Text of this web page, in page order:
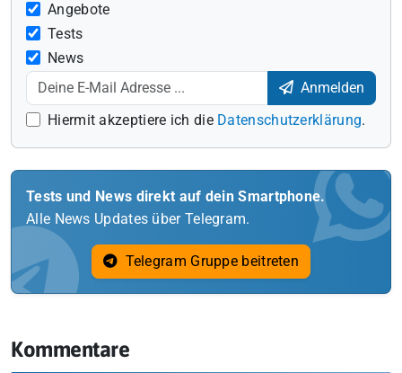
Angebote
Tests
News
Anmelden
Hiermit akzeptiere ich die Datenschutzerklärung.
Tests und News direkt auf dein Smartphone.
Alle News Updates über Telegram.
Telegram Gruppe beitreten
Kommentare